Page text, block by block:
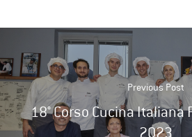
Previous Post
18° Corso Cucina Italiana
2023